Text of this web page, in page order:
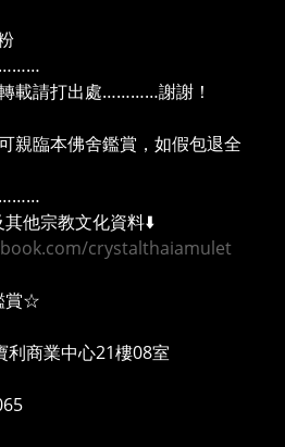
載請打出處…………謝謝！
親臨本佛舍鑑賞，如假包退全
他宗教文化資料⬇️
crystalthaiamulet
賞☆
利商業中心21樓08室